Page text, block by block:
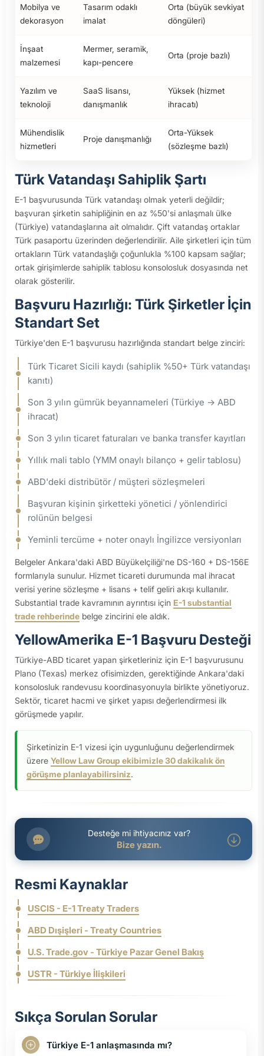
Mobilya ve
dekorasyon
Tasarım odaklı
imalat
Orta (büyük sevkiyat
döngüleri)
İnşaat
malzemesi
Mermer, seramik,
kapı-pencere
Orta (proje bazlı)
Yazılım ve
teknoloji
SaaS lisansı,
danışmanlık
Yüksek (hizmet
ihracatı)
Mühendislik
hizmetleri
Proje danışmanlığı
Orta-Yüksek
(sözleşme bazlı)
Türk Vatandaşı Sahiplik Şartı
E-1 başvurusunda Türk vatandaşı olmak yeterli değildir;
başvuran şirketin sahipliğinin en az %50'si anlaşmalı ülke
(Türkiye) vatandaşlarına ait olmalıdır. Çift vatandaş ortaklar
Türk pasaportu üzerinden değerlendirilir. Aile şirketleri için tüm
ortakların Türk vatandaşlığı çoğunlukla %100 kapsam sağlar;
ortak girişimlerde sahiplik tablosu konsolosluk dosyasında net
olarak gösterilir.
Başvuru Hazırlığı: Türk Şirketler İçin
Standart Set
Türkiye'den E-1 başvurusu hazırlığında standart belge zinciri:
Türk Ticaret Sicili kaydı (sahiplik %50+ Türk vatandaşı
kanıtı)
Son 3 yılın gümrük beyannameleri (Türkiye → ABD
ihracat)
Son 3 yılın ticaret faturaları ve banka transfer kayıtları
Yıllık mali tablo (YMM onaylı bilanço + gelir tablosu)
ABD'deki distribütör / müşteri sözleşmeleri
Başvuran kişinin şirketteki yönetici / yönlendirici
rolünün belgesi
Yeminli tercüme + noter onaylı İngilizce versiyonları
Belgeler Ankara'daki ABD Büyükelçiliği'ne DS-160 + DS-156E
formlarıyla sunulur. Hizmet ticareti durumunda mal ihracat
verisi yerine sözleşme + lisans + telif geliri akışı kullanılır.
Substantial trade kavramının ayrıntısı için E-1 substantial
trade rehberinde belge zincirini ele aldık.
YellowAmerika E-1 Başvuru Desteği
Türkiye-ABD ticaret yapan şirketleriniz için E-1 başvurusunu
Plano (Texas) merkez ofisimizden, gerektiğinde Ankara'daki
konsolosluk randevusu koordinasyonuyla birlikte yönetiyoruz.
Sektör, ticaret hacmi ve şirket yapısı değerlendirmesi ilk
görüşmede yapılır.
Şirketinizin E-1 vizesi için uygunluğunu değerlendirmek
üzere Yellow Law Group ekibimizle 30 dakikalık ön
görüşme planlayabilirsiniz.
Desteğe mi ihtiyacınız var?
Bize yazın.
Resmi Kaynaklar
USCIS - E-1 Treaty Traders
ABD Dışişleri - Treaty Countries
U.S. Trade.gov - Türkiye Pazar Genel Bakış
USTR - Türkiye İlişkileri
Sıkça Sorulan Sorular
Türkiye E-1 anlaşmasında mı?